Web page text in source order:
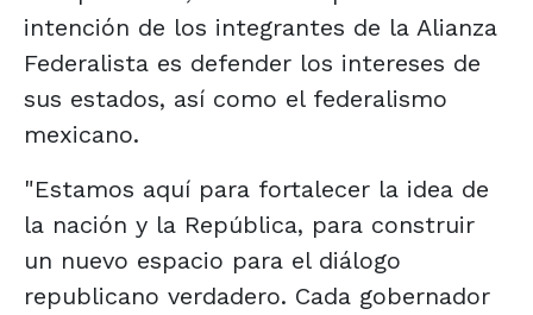
intención de los integrantes de la Alianza
Federalista es defender los intereses de
sus estados, así como el federalismo
mexicano.
"Estamos aquí para fortalecer la idea de
la nación y la República, para construir
un nuevo espacio para el diálogo
republicano verdadero. Cada gobernador